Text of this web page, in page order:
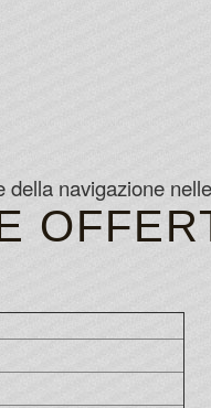
della navigazione